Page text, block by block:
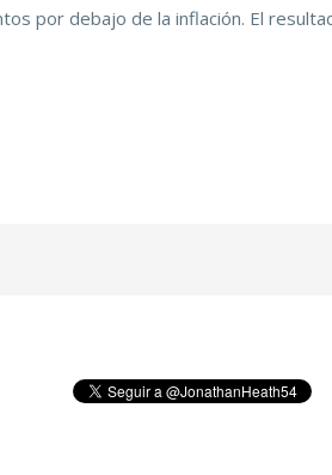
por debajo de la inflación. El